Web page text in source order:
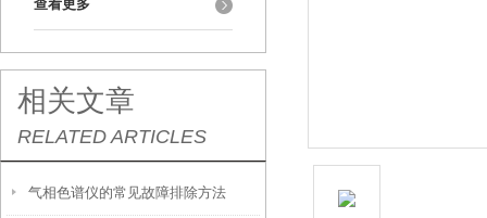
查看更多
相关文章
RELATED ARTICLES
气相色谱仪的常见故障排除方法